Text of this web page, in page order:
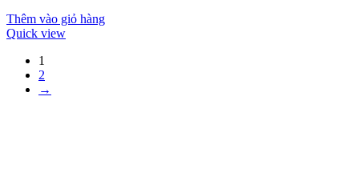
Thêm vào giỏ hàng
Quick view
1
2
→